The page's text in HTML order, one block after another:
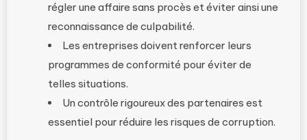
régler une affaire sans procès et éviter ainsi une
reconnaissance de culpabilité.
Les entreprises doivent renforcer leurs
programmes de conformité pour éviter de
telles situations.
Un contrôle rigoureux des partenaires est
essentiel pour réduire les risques de corruption.